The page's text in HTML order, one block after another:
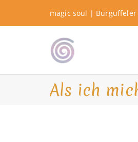
magic soul |
magic
Shamanic
Als ich